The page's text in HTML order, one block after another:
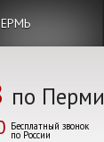
по Перми
Бесплатный звонок
по России